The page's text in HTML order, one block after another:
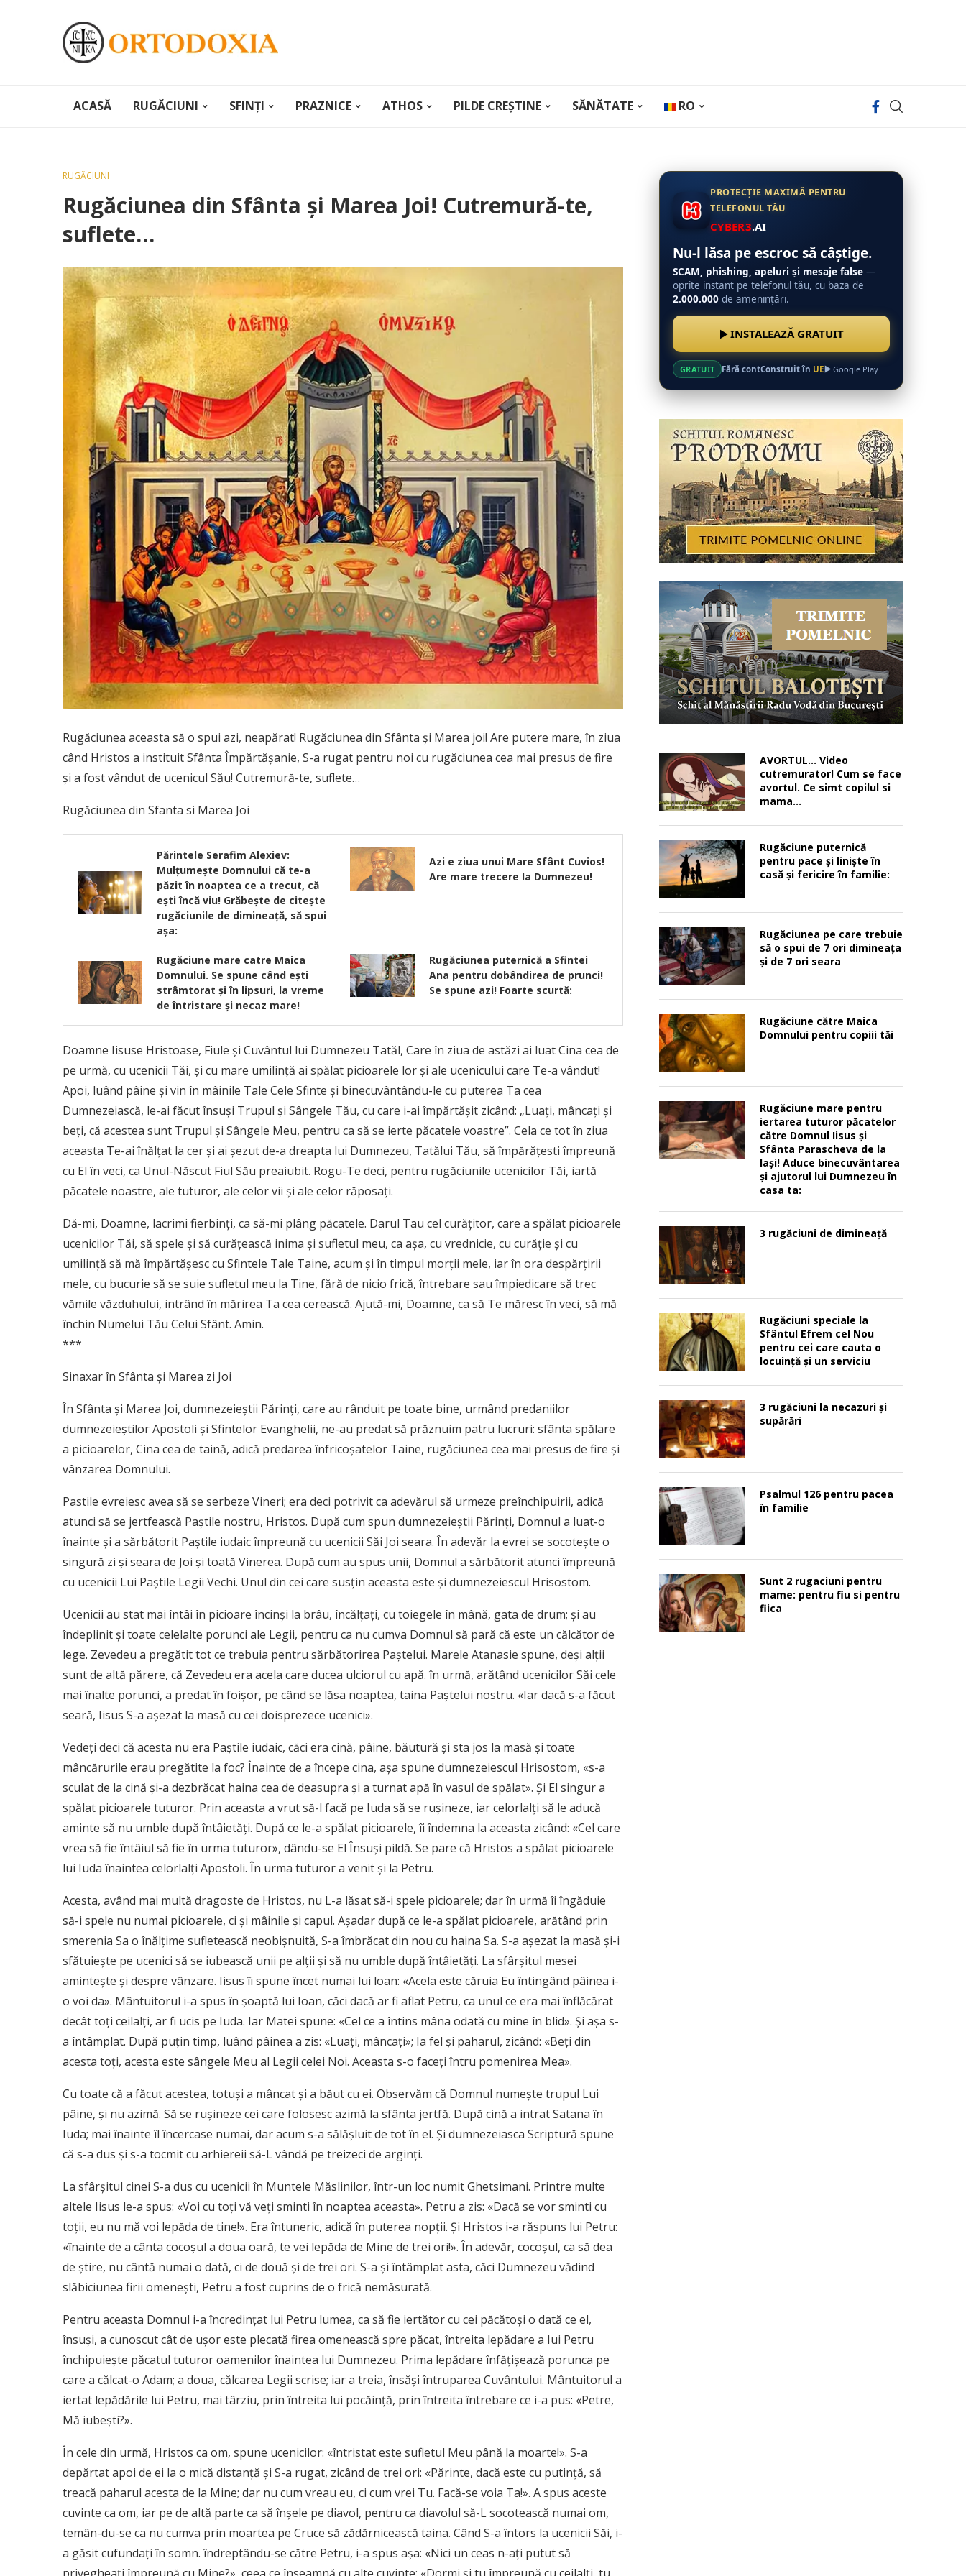
ACASĂ RUGĂCIUNI SFINȚI PRAZNICE ATHOS PILDE CREȘTINE SĂNĂTATE RO
RUGĂCIUNI
Rugăciunea din Sfânta şi Marea Joi! Cutremură-te,
suflete…
Rugăciunea aceasta să o spui azi, neapărat! Rugăciunea din Sfânta şi Marea joi! Are putere mare, în ziua
când Hristos a instituit Sfânta Împărtăşanie, S-a rugat pentru noi cu rugăciunea cea mai presus de fire
şi a fost vândut de ucenicul Său! Cutremură-te, suflete…
Rugăciunea din Sfanta si Marea Joi
Părintele Serafim Alexiev:
Mulțumește Domnului că te-a
păzit în noaptea ce a trecut, că
ești încă viu! Grăbește de citește
rugăciunile de dimineață, să spui
așa:
Azi e ziua unui Mare Sfânt Cuvios!
Are mare trecere la Dumnezeu!
Rugăciune mare catre Maica
Domnului. Se spune când ești
strâmtorat și în lipsuri, la vreme
de întristare și necaz mare!
Rugăciunea puternică a Sfintei
Ana pentru dobândirea de prunci!
Se spune azi! Foarte scurtă:
Doamne Iisuse Hristoase, Fiule şi Cuvântul lui Dumnezeu Tatăl, Care în ziua de astăzi ai luat Cina cea de
pe urmă, cu ucenicii Tăi, şi cu mare umilinţă ai spălat picioarele lor şi ale ucenicului care Te-a vândut!
Apoi, luând pâine şi vin în mâinile Tale Cele Sfinte şi binecuvântându-le cu puterea Ta cea
Dumnezeiască, le-ai făcut însuşi Trupul şi Sângele Tău, cu care i-ai împărtăşit zicând: „Luaţi, mâncaţi şi
beţi, că acestea sunt Trupul şi Sângele Meu, pentru ca să se ierte păcatele voastre”. Cela ce tot în ziua
aceasta Te-ai înălţat la cer şi ai şezut de-a dreapta lui Dumnezeu, Tatălui Tău, să împărăţesti împreună
cu El în veci, ca Unul-Născut Fiul Său preaiubit. Rogu-Te deci, pentru rugăciunile ucenicilor Tăi, iartă
păcatele noastre, ale tuturor, ale celor vii şi ale celor răposaţi.
Dă-mi, Doamne, lacrimi fierbinţi, ca să-mi plâng păcatele. Darul Tau cel curăţitor, care a spălat picioarele
ucenicilor Tăi, să spele şi să curăţească inima şi sufletul meu, ca aşa, cu vrednicie, cu curăţie şi cu
umilinţă să mă împărtăşesc cu Sfintele Tale Taine, acum şi în timpul morţii mele, iar în ora despărţirii
mele, cu bucurie să se suie sufletul meu la Tine, fără de nicio frică, întrebare sau împiedicare să trec
vămile văzduhului, intrând în mărirea Ta cea cerească. Ajută-mi, Doamne, ca să Te măresc în veci, să mă
închin Numelui Tău Celui Sfânt. Amin.
***
Sinaxar în Sfânta și Marea zi Joi
În Sfânta şi Marea Joi, dumnezeieştii Părinţi, care au rânduit pe toate bine, urmând predaniilor
dumnezeieştilor Apostoli şi Sfintelor Evanghelii, ne-au pre­dat să prăznuim patru lucruri: sfânta spălare
a picioarelor, Cina cea de taină, adică predarea înfricoşatelor Taine, rugă­ciunea cea mai presus de fire şi
vânzarea Domnului.
Pastile evreiesc avea să se serbeze Vineri; era deci potrivit ca adevărul să urmeze preînchipuirii, adică
atunci să se jertfească Paștile nostru, Hristos. După cum spun dumnezeieştii Părinţi, Domnul a luat-o
înainte şi a sărbătorit Paștile iudaic împreună cu ucenicii Săi Joi seara. În adevăr la evrei se socoteşte o
singură zi şi seara de Joi şi toată Vinerea. După cum au spus unii, Domnul a sărbătorit atunci împreună
cu ucenicii Lui Paștile Legii Vechi. Unul din cei care susţin aceasta este şi dumnezeiescul Hrisostom.
Ucenicii au stat mai întâi în picioare încinşi la brâu, încălţaţi, cu toiegele în mână, gata de drum; şi au
îndeplinit şi toate celelalte porunci ale Legii, pentru ca nu cumva Domnul să pară că este un călcător de
lege. Zevedeu a pregătit tot ce trebuia pentru sărbătorirea Paştelui. Ma­rele Atanasie spune, deşi alţii
sunt de altă părere, că Zevedeu era acela care ducea ulciorul cu apă. în urmă, arătând ucenicilor Săi cele
mai înalte porunci, a predat în foişor, pe când se lăsa noaptea, taina Paş­telui nostru. «Iar dacă s-a făcut
seară, Iisus S-a aşezat la masă cu cei doisprezece uce­nici».
Vedeţi deci că acesta nu era Paștile iudaic, căci era cină, pâine, băutură şi sta jos la masă şi toate
mâncărurile erau pregătite la foc? Înainte de a începe cina, aşa spune dumnezeiescul Hrisostom, «s-a
sculat de la cină şi-a dezbrăcat haina cea de dea­supra şi a turnat apă în vasul de spălat». Şi El singur a
spălat picioarele tuturor. Prin aceasta a vrut să-l facă pe Iuda să se ruşineze, iar celorlalţi să le aducă
aminte să nu umble după întâietăţi. După ce le-a spă­lat picioarele, îi îndemna la aceasta zicând: «Cel care
vrea să fie întâiul să fie în urma tuturor», dându-se El Însuşi pildă. Se pare că Hristos a spălat picioarele
lui Iuda înain­tea celorlalţi Apostoli. În urma tuturor a venit şi la Petru.
Acesta, având mai multă dragoste de Hristos, nu L-a lăsat să-i spele picioarele; dar în urmă îi îngăduie
să-i spele nu numai picioarele, ci şi mâinile şi capul. Aşadar după ce le-a spălat picioarele, arătând prin
smerenia Sa o înălţime sufle­tească neobişnuită, S-a îmbrăcat din nou cu haina Sa. S-a aşezat la masă şi-i
sfătuieşte pe ucenici să se iubească unii pe alţii şi să nu umble după întâietăţi. La sfârşitul mesei
aminteşte şi despre vânzare. Iisus îi spune încet numai lui loan: «Acela este căruia Eu întingând pâinea i-
o voi da». Mântuitorul i-a spus în şoaptă lui Ioan, căci dacă ar fi aflat Petru, ca unul ce era mai înflăcărat
decât toţi ceilalţi, ar fi ucis pe Iuda. Iar Matei spune: «Cel ce a întins mâna odată cu mine în blid». Şi aşa s-
a întâmplat. După puţin timp, luând pâinea a zis: «Luaţi, mâncaţi»; Ia fel şi paharul, zicând: «Beţi din
acesta toţi, acesta este sângele Meu al Legii celei Noi. Aceasta s-o faceţi întru pomenirea Mea».
Cu toate că a făcut acestea, totuşi a mâncat şi a băut cu ei. Observăm că Dom­nul numeşte trupul Lui
pâine, şi nu azimă. Să se ruşineze cei care folosesc azimă la sfânta jertfă. După cină a intrat Satana în
Iuda; mai înainte îl încercase numai, dar acum s-a sălăşluit de tot în el. Şi dumneze­iasca Scriptură spune
că s-a dus şi s-a tocmit cu arhiereii să-L vândă pe treizeci de arginţi.
La sfârşitul cinei S-a dus cu ucenicii în Muntele Măslinilor, într-un loc numit Ghetsimani. Printre multe
altele Iisus le-a spus: «Voi cu toţi vă veţi sminti în noaptea aceasta». Petru a zis: «Dacă se vor sminti cu
toţii, eu nu mă voi lepăda de tine!». Era întuneric, adică în puterea nopţii. Şi Hristos i-a răspuns lui Petru:
«înainte de a cânta cocoşul a doua oară, te vei lepăda de Mine de trei ori!». În adevăr, cocoşul, ca să dea
de ştire, nu cântă numai o dată, ci de două şi de trei ori. S-a şi întâmplat asta, căci Dum­nezeu vădind
slăbiciunea firii omeneşti, Petru a fost cuprins de o frică nemăsurată.
Pentru aceasta Domnul i-a încredinţat lui Petru lumea, ca să fie iertător cu cei păcătoşi o dată ce el,
însuşi, a cunoscut cât de uşor este plecată firea omenească spre păcat, întreita lepădare a Iui Petru
închipuieşte păcatul tuturor oamenilor înaintea lui Dumnezeu. Prima lepădare înfăţişează porunca pe
care a călcat-o Adam; a doua, călcarea Legii scrise; iar a treia, însăşi întru­parea Cuvântului. Mântuitorul a
iertat lepădările lui Petru, mai târziu, prin întrei­ta lui pocăinţă, prin întreita întrebare ce i-a pus: «Petre,
Mă iubeşti?».
În cele din urmă, Hristos ca om, spune ucenicilor: «întristat este sufletul Meu până la moarte!». S-a
depărtat apoi de ei la o mică distanţă şi S-a rugat, zicând de trei ori: «Părinte, dacă este cu putinţă, să
treacă paharul acesta de la Mine; dar nu cum vreau eu, ci cum vrei Tu. Facă-se voia Ta!». A spus aceste
cuvinte ca om, iar pe de altă parte ca să înşele pe diavol, pentru ca diavolul să-L socotească numai om,
temân-du-se ca nu cumva prin moartea pe Cruce să zădărnicească taina. Când S-a întors la ucenicii Săi, i-
a găsit cufundaţi în somn. îndreptându-se către Petru, i-a spus aşa: «Nici un ceas n-aţi putut să
PROTECȚIE MAXIMĂ PENTRU
TELEFONUL TĂU
CYBER3.AI
Nu-l lăsa pe escroc să câștige.
SCAM, phishing, apeluri și mesaje false —
oprite instant pe telefonul tău, cu baza de
2.000.000 de amenințări.
INSTALEAZĂ GRATUIT
GRATUIT Fără contConstruit în UE Google Play
AVORTUL… Video
cutremurator! Cum se face
avortul. Ce simt copilul si
mama…
Rugăciune puternică
pentru pace şi linişte în
casă şi fericire în familie:
Rugăciunea pe care trebuie
să o spui de 7 ori dimineața
și de 7 ori seara
Rugăciune către Maica
Domnului pentru copiii tăi
Rugăciune mare pentru
iertarea tuturor păcatelor
către Domnul Iisus şi
Sfânta Parascheva de la
Iaşi! Aduce binecuvântarea
şi ajutorul lui Dumnezeu în
casa ta:
3 rugăciuni de dimineață
Rugăciuni speciale la
Sfântul Efrem cel Nou
pentru cei care cauta o
locuinţă şi un serviciu
3 rugăciuni la necazuri și
supărări
Psalmul 126 pentru pacea
în familie
Sunt 2 rugaciuni pentru
mame: pentru fiu si pentru
fiica